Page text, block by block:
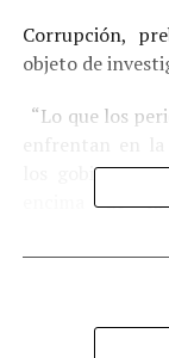
Corrupción,
objeto de
“Lo que los
los gobiernos
encima de
constitución y